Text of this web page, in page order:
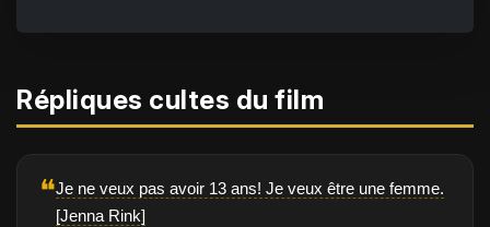
Répliques cultes du film
❝Je ne veux pas avoir 13 ans! Je veux être une femme.
[Jenna Rink]